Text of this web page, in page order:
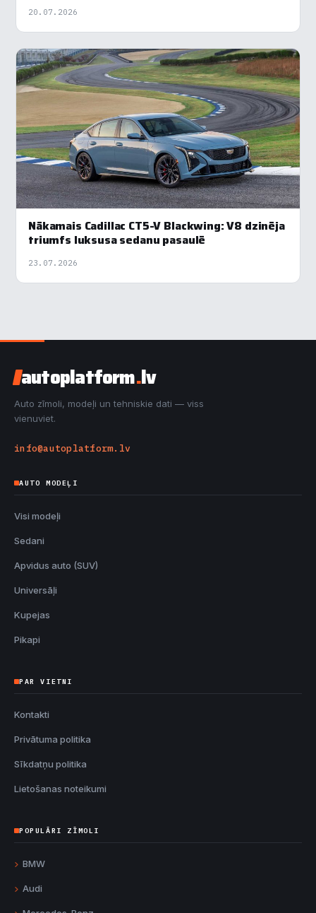
20.07.2026
Nākamais Cadillac CT5-V Blackwing: V8 dzinēja
triumfs luksusa sedanu pasaulē
23.07.2026
autoplatform.lv
Auto zīmoli, modeļi un tehniskie dati — viss
vienuviet.
info@autoplatform.lv
AUTO MODEĻI
Visi modeļi
Sedani
Apvidus auto (SUV)
Universāļi
Kupejas
Pikapi
PAR VIETNI
Kontakti
Privātuma politika
Sīkdatņu politika
Lietošanas noteikumi
POPULĀRI ZĪMOLI
BMW
Audi